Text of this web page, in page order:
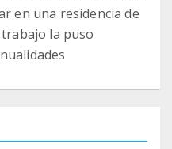
en una residencia de
la puso